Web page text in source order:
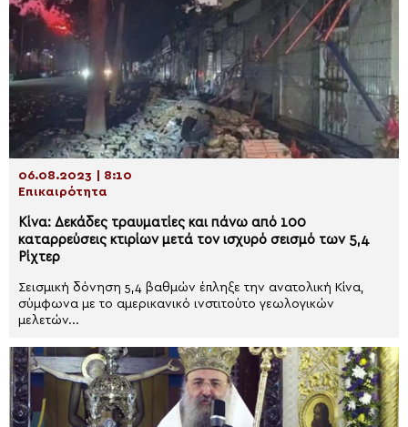
06.08.2023 | 8:10
Επικαιρότητα
Κίνα: Δεκάδες τραυματίες και πάνω από 100
καταρρεύσεις κτιρίων μετά τον ισχυρό σεισμό των 5,4
Ρίχτερ
Σεισμική δόνηση 5,4 βαθμών έπληξε την ανατολική Κίνα,
σύμφωνα με το αμερικανικό ινστιτούτο γεωλογικών
μελετών...